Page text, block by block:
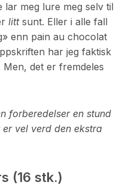
lar meg lure meg selv til
littsunt. Eller i alle fall
enn pain au chocolat
har jeg faktisk
det er fremdeles
forberedelser en stund
vel verd den ekstra
(16 stk.)